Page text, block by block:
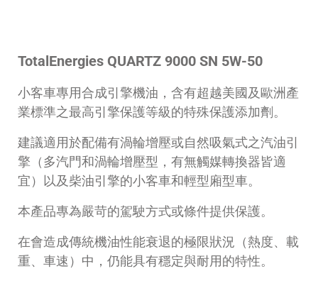
TotalEnergies QUARTZ 9000 SN 5W-50
小客車專用合成引擎機油，含有超越美國及歐洲產
業標準之最高引擎保護等級的特殊保護添加劑。
建議適用於配備有渦輪增壓或自然吸氣式之汽油引
擎（多汽門和渦輪增壓型，有無觸媒轉換器皆適
宜）以及柴油引擎的小客車和輕型廂型車。
本產品專為嚴苛的駕駛方式或條件提供保護。
在會造成傳統機油性能衰退的極限狀況（熱度、載
重、車速）中，仍能具有穩定與耐用的特性。